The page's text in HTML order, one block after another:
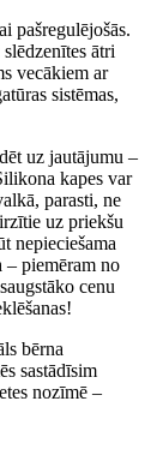
pašregulējošās.
ātri
vecākiem ar
sistēmas,
uz jautājumu –
kapes var
parasti, ne
uz priekšu
nepieciešama
– piemēram no
cenu
bērna
sastādīsim
nozīmē –